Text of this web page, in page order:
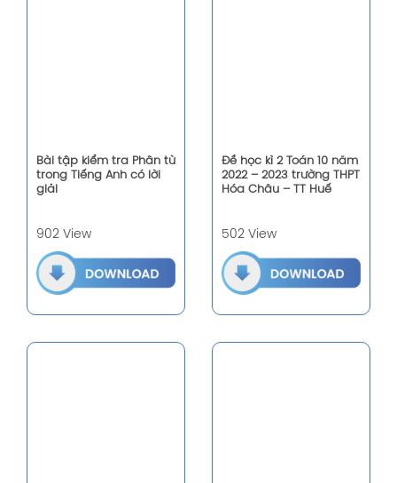
Bài tập kiểm tra Phân từ
trong Tiếng Anh có lời
giải
902 View
Đề học kì 2 Toán 10 năm
2022 – 2023 trường THPT
Hóa Châu – TT Huế
502 View